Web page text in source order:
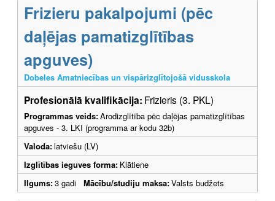
Frizieru pakalpojumi (pēc
daļējas pamatizglītības
apguves)
Dobeles Amatniecības un vispārizglītojošā vidusskola
Profesionālā kvalifikācija: Frizieris (3. PKL)
Programmas veids:Arodizglītība pēc daļējas pamatizglītības
apguves - 3. LKI (programma ar kodu 32b)
Valoda:latviešu (LV)
Izglītības ieguves forma: Klātiene
Ilgums:3 gadi Mācību/studiju maksa:Valsts budžets